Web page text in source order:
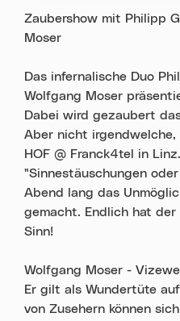
Zaubershow mit Philipp
Moser
Das infernalische Duo
Wolfgang Moser
Dabei wird gezaubert
Aber nicht irgendwelche,
HOF @ Franck4tel in
"Sinnestäuschungen
Abend lang das
gemacht. Endlich hat
Sinn!
Wolfgang Moser -
Er gilt als Wundertüte
von Zusehern können